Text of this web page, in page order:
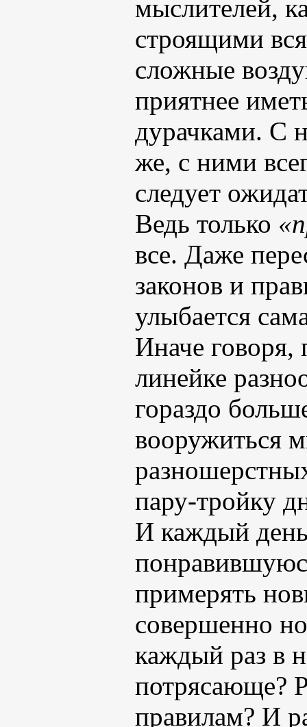
мыслителей,
строящими
сложные
приятнее
дурачками. С
же, с ними
следует
Ведь только
все. Даже
законов и
улыбается
Иначе говоря,
линейке
гораздо
вооружиться
пару-тройку
И каждый
примерять
совершенно
каждый раз в
потрясающе?
правилам? И